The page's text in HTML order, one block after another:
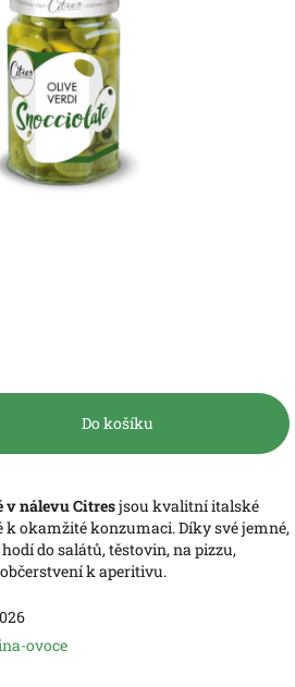
Do košíku
v nálevu Citresjsou kvalitní italské
k okamžité konzumaci. Díky své jemné,
do salátů, těstovin, na pizzu,
k aperitivu.
ovoce